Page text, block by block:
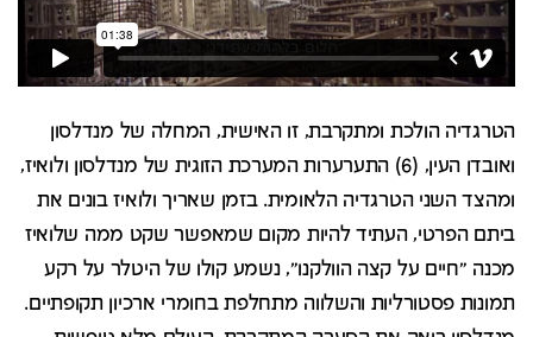
הטרגדיה הולכת ומתקרבת, זו האישית, המחלה של מנדלסון
ואובדן העין, (6) התערערות המערכת הזוגית של מנדלסון ולואיז,
ומהצד השני הטרגדיה הלאומית. בזמן שאריך ולואיז בונים את
ביתם הפרטי, העתיד להיות מקום שמאפשר שקט ממה שלואיז
מכנה "חיים על קצה הוולקנו", נשמע קולו של היטלר על רקע
תמונות פסטורליות והשלווה מתחלפת בחומרי ארכיון תקופתיים.